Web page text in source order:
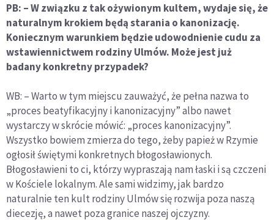
PB: – W związku z tak ożywionym kultem, wydaje się, że
naturalnym krokiem będą starania o kanonizację.
Koniecznym warunkiem będzie udowodnienie cudu za
wstawiennictwem rodziny Ulmów. Może jest już
badany konkretny przypadek?
WB: – Warto w tym miejscu zauważyć, że pełna nazwa to
„proces beatyfikacyjny i kanonizacyjny” albo nawet
wystarczy w skrócie mówić: „proces kanonizacyjny”.
Wszystko bowiem zmierza do tego, żeby papież w Rzymie
ogłosił świętymi konkretnych błogosławionych.
Błogosławieni to ci, którzy wypraszają nam łaski i są czczeni
w Kościele lokalnym. Ale sami widzimy, jak bardzo
naturalnie ten kult rodziny Ulmów się rozwija poza naszą
diecezję, a nawet poza granice naszej ojczyzny.